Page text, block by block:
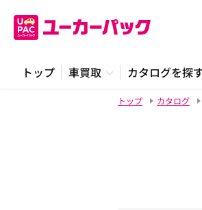
トップ 車買取 カタログを探
トップ カタログ